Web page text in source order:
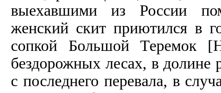
выехавшими из России
женский скит приютился в
сопкой Большой Теремок
бездорожных лесах, в долине
с последнего перевала, в